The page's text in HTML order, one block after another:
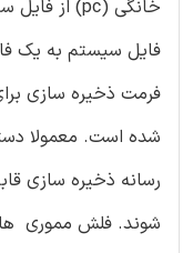
فایل سیستم به یک
فرمت ذخیره سازی
شوند. فلش مموری